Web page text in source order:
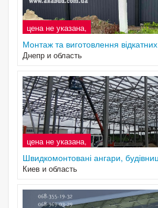
цена не указана,
Монтаж та виготовлення відкатних
Днепр и область
цена не указана,
Швидкомонтовані ангари,
Киев и область